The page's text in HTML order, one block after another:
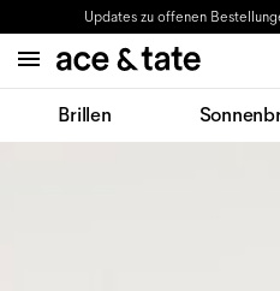
Updates zu offenen
Brillen